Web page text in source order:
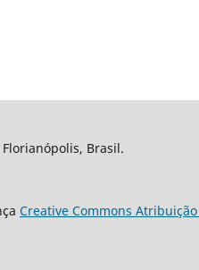
Florianópolis, Brasil.
Creative Commons